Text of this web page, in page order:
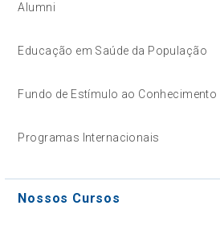
Alumni
Educação em Saúde da População
Fundo de Estímulo ao Conhecimento
Programas Internacionais
Nossos Cursos